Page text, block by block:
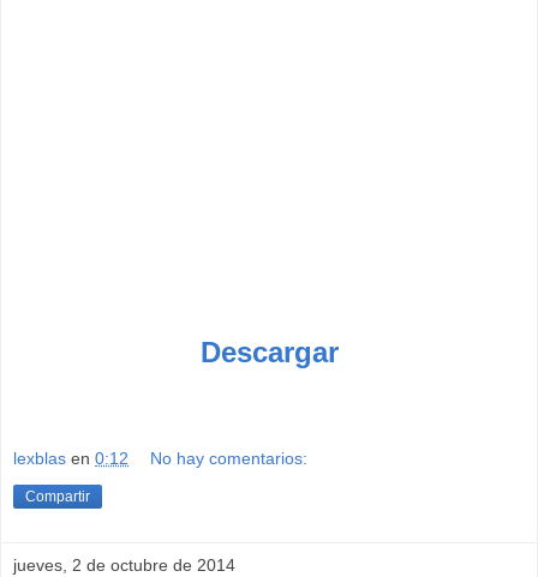
Descargar
lexblas en 0:12 No hay comentarios:
Compartir
jueves, 2 de octubre de 2014